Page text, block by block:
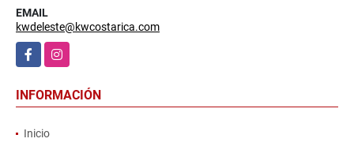
EMAIL
kwdeleste@kwcostarica.com
FacebookInstagram
INFORMACIÓN
Inicio